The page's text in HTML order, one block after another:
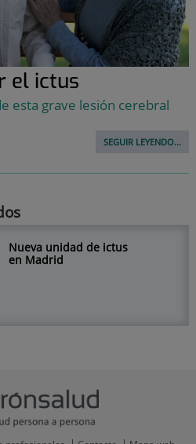
el ictus
esta grave lesión cerebral
SEGUIR LEYENDO...
Nueva unidad de ictus
en Madrid